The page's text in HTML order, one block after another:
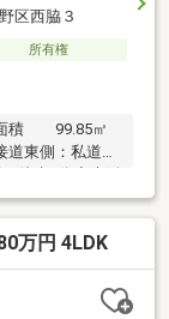
区西脇３
所有権
積 99.85㎡
東側：私道幅
万円 4LDK